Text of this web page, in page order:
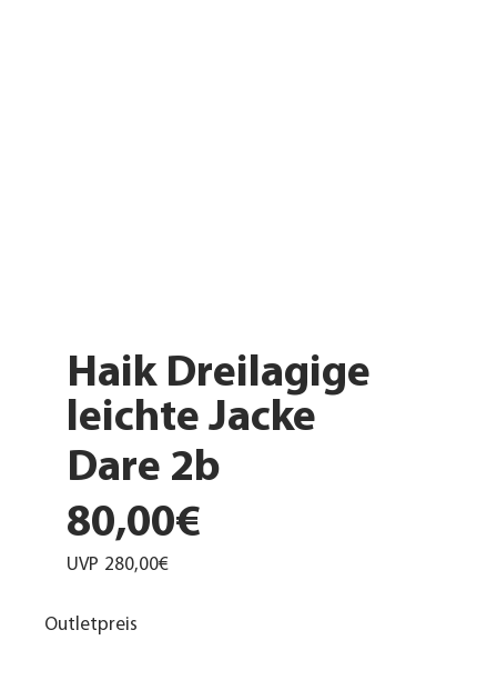
Haik Dreilagige
leichte Jacke
Dare 2b
80,00€
UVP 280,00€
Outletpreis